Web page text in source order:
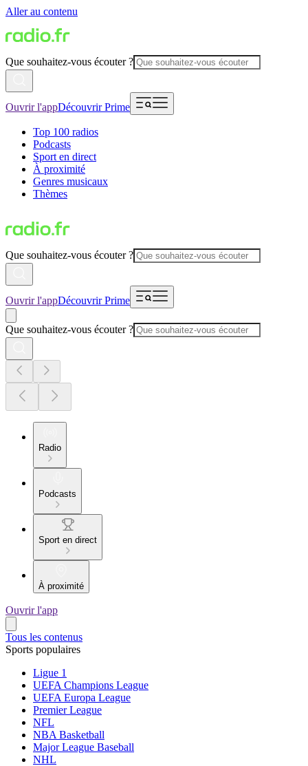
Aller au contenu
Que souhaitez-vous écouter ?
Ouvrir l'appDécouvrir Prime
Top 100 radios
Podcasts
Sport en direct
À proximité
Genres musicaux
Thèmes
Que souhaitez-vous écouter ?
Ouvrir l'appDécouvrir Prime
Que souhaitez-vous écouter ?
Radio
Podcasts
Sport en direct
À proximité
Ouvrir l'app
Tous les contenus
Sports populaires
Ligue 1
UEFA Champions League
UEFA Europa League
Premier League
NFL
NBA Basketball
Major League Baseball
NHL